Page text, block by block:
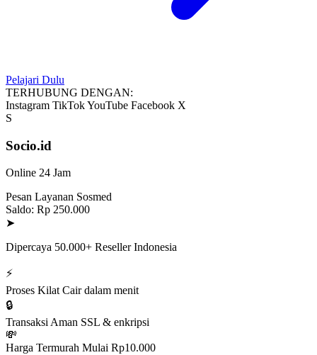
Pelajari Dulu
TERHUBUNG DENGAN:
Instagram TikTokYouTube Facebook X
S
Socio.id
Online 24 Jam
Pesan Layanan Sosmed
Saldo: Rp 250.000
➤
Dipercaya 50.000+ Reseller Indonesia
⚡
Proses Kilat Cair dalam menit
🔒
Transaksi Aman SSL & enkripsi
💸
Harga Termurah Mulai Rp10.000